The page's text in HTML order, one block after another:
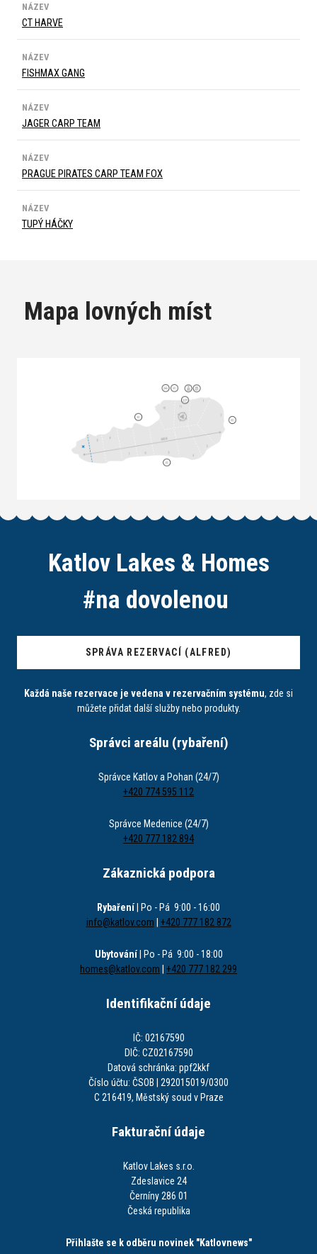
NÁZEV
CT HARVE
NÁZEV
FISHMAX GANG
NÁZEV
JAGER CARP TEAM
NÁZEV
PRAGUE PIRATES CARP TEAM FOX
NÁZEV
TUPÝ HÁČKY
Mapa lovných míst
Katlov Lakes & Homes
#na dovolenou
SPRÁVA REZERVACÍ (ALFRED)
Každá naše rezervace je vedena v rezervačním systému, zde si
můžete přidat další služby nebo produkty.
Správci areálu (rybaření)
Správce Katlov a Pohan (24/7)
+420 774 595 112
Správce Medenice (24/7)
+420 777 182 894
Zákaznická podpora
Rybaření| Po - Pá 9:00 - 16:00
info@katlov.com
+420 777 182 872
Ubytování| Po - Pá 9:00 - 18:00
homes@katlov.com
+420 777 182 299
Identifikační údaje
IČ: 02167590
DIČ: CZ02167590
Datová schránka: ppf2kkf
Číslo účtu: ČSOB | 292015019/0300
C 216419, Městský soud v Praze
Fakturační údaje
Katlov Lakes s.r.o.
Zdeslavice 24
Černíny 286 01
Česká republika
Přihlašte se k odběru novinek "Katlovnews"